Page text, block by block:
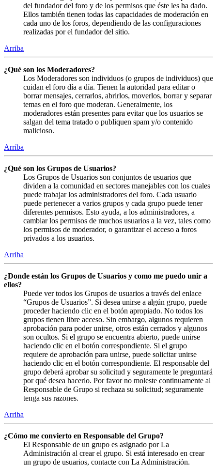
del fundador del foro y de los permisos que éste les ha dado.
Ellos también tienen todas las capacidades de moderación en
cada uno de los foros, dependiendo de las configuraciones
realizadas por el fundador del sitio.
Arriba
¿Qué son los Moderadores?
Los Moderadores son individuos (o grupos de individuos) que
cuidan el foro día a día. Tienen la autoridad para editar o
borrar mensajes, cerrarlos, abrirlos, moverlos, borrar y separar
temas en el foro que moderan. Generalmente, los
moderadores están presentes para evitar que los usuarios se
salgan del tema tratado o publiquen spam y/o contenido
malicioso.
Arriba
¿Qué son los Grupos de Usuarios?
Los Grupos de Usuarios son conjuntos de usuarios que
dividen a la comunidad en sectores manejables con los cuales
puede trabajar los administradores del foro. Cada usuario
puede pertenecer a varios grupos y cada grupo puede tener
diferentes permisos. Esto ayuda, a los administradores, a
cambiar los permisos de muchos usuarios a la vez, tales como
los permisos de moderador, o garantizar el acceso a foros
privados a los usuarios.
Arriba
¿Donde están los Grupos de Usuarios y como me puedo unir a
ellos?
Puede ver todos los Grupos de usuarios a través del enlace
“Grupos de Usuarios”. Si desea unirse a algún grupo, puede
proceder haciendo clic en el botón apropiado. No todos los
grupos tienen libre acceso. Sin embargo, algunos requieren
aprobación para poder unirse, otros están cerrados y algunos
son ocultos. Si el grupo se encuentra abierto, puede unirse
haciendo clic en el botón correspondiente. Si el grupo
requiere de aprobación para unirse, puede solicitar unirse
haciendo clic en el botón correspondiente. El responsable del
grupo deberá aprobar su solicitud y seguramente le preguntará
por qué desea hacerlo. Por favor no moleste continuamente al
Responsable de Grupo si rechaza su solicitud; seguramente
tenga sus razones.
Arriba
¿Cómo me convierto en Responsable del Grupo?
El Responsable de un grupo es asignado por La
Administración al crear el grupo. Si está interesado en crear
un grupo de usuarios, contacte con La Administración.